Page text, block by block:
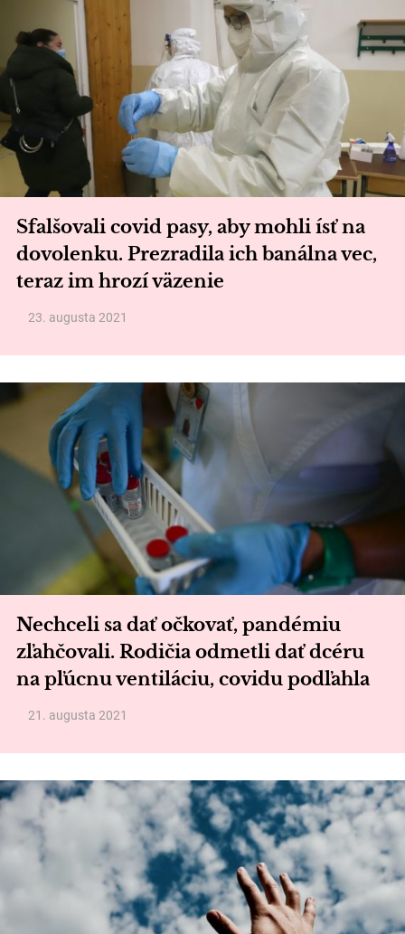
Sfalšovali covid pasy, aby mohli ísť na
dovolenku. Prezradila ich banálna vec,
teraz im hrozí väzenie
23. augusta 2021
Nechceli sa dať očkovať, pandémiu
zľahčovali. Rodičia odmetli dať dcéru
na pľúcnu ventiláciu, covidu podľahla
21. augusta 2021